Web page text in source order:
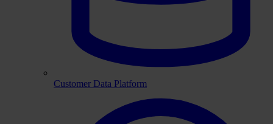
Customer Data Platform